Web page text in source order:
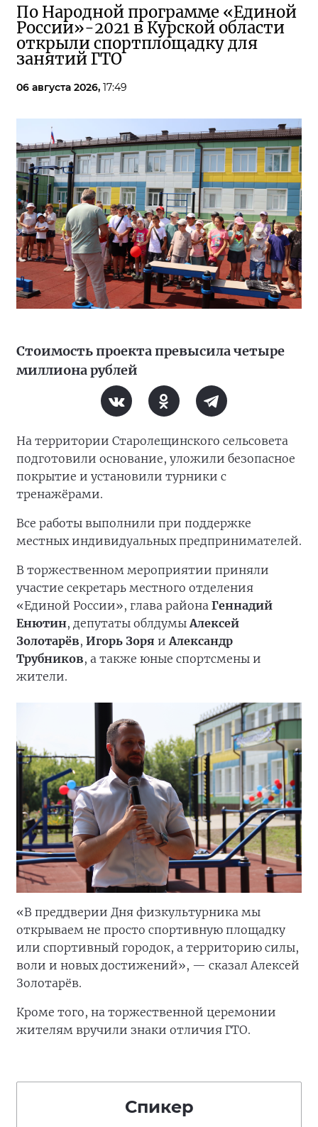
По Народной программе «Единой
России»-2021 в Курской области
открыли спортплощадку для
занятий ГТО
06 августа 2026, 17:49
Стоимость проекта превысила четыре
миллиона рублей
На территории Старолещинского сельсовета
подготовили основание, уложили безопасное
покрытие и установили турники с
тренажёрами.
Все работы выполнили при поддержке
местных индивидуальных предпринимателей.
В торжественном мероприятии приняли
участие секретарь местного отделения
«Единой России», глава района Геннадий
Енютин, депутаты облдумыАлексей
Золотарёв, Игорь Зоря иАлександр
Трубников, а также юные спортсмены и
жители.
«В преддверии Дня физкультурника мы
открываем не просто спортивную площадку
или спортивный городок, а территорию силы,
воли и новых достижений», — сказал Алексей
Золотарёв.
Кроме того, на торжественной церемонии
жителям вручили знаки отличия ГТО.
Спикер